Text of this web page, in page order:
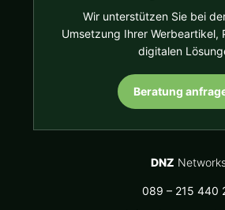
Wir unterstützen Sie bei
Umsetzung Ihrer Werbeartikel,
digitalen
Beratung
DNZ
089 – 215 440